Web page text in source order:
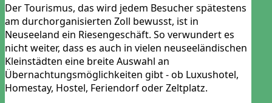
Der Tourismus, das wird jedem Besucher spätestens
am durchorganisierten Zoll bewusst, ist in
Neuseeland ein Riesengeschäft. So verwundert es
nicht weiter, dass es auch in vielen neuseeländischen
Kleinstädten eine breite Auswahl an
Übernachtungsmöglichkeiten gibt - ob Luxushotel,
Homestay, Hostel, Feriendorf oder Zeltplatz.